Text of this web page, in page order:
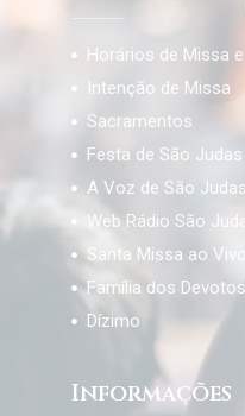
Horários de Missa
Intenção de Missa
Sacramentos
Festa de São Judas
A Voz de São
Web Rádio São
Santa Missa ao Vivo
Família dos
Dízimo
Informações